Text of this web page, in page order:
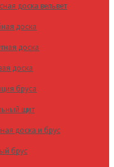
доска вельвет
доска
доска
доска
бруса
щит
доска и брус
брус